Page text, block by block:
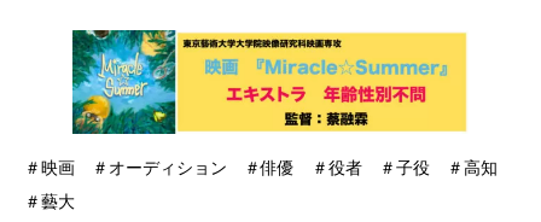
＃映画 ＃オーディション ＃俳優 ＃役者 ＃子役 ＃高知
＃藝大